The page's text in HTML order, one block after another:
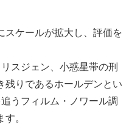
スケールが拡大し、評価を
スジェン、小惑星帯の刑
残りであるホールデンとい
うフィルム・ノワール調
。